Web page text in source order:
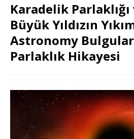
Karadelik Parlaklığı
Büyük Yıldızın
Astronomy
Parlaklık Hikayesi